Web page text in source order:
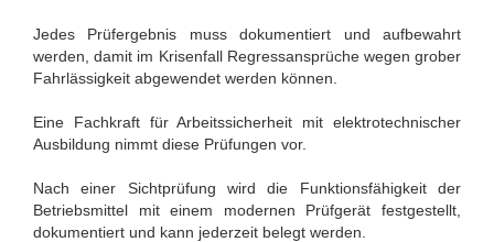
Jedes Prüfergebnis muss dokumentiert und aufbewahrt
werden, damit im Krisenfall Regressansprüche wegen grober
Fahrlässigkeit abgewendet werden können.
Eine Fachkraft für Arbeitssicherheit mit elektrotechnischer
Ausbildung nimmt diese Prüfungen vor.
Nach einer Sichtprüfung wird die Funktionsfähigkeit der
Betriebsmittel mit einem modernen Prüfgerät festgestellt,
dokumentiert und kann jederzeit belegt werden.